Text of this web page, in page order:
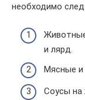
необходимо
и лярд.
Мясные и
Соусы на